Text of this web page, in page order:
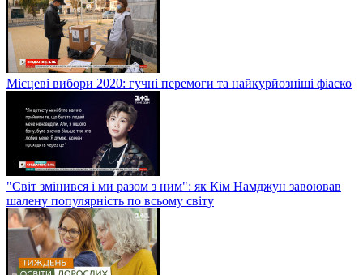
Місцеві вибори 2020: гучні перемоги та найкурйозніші фіаско
"Світ змінився і ми разом з ним": як Кім Намджун завоював
шалену популярність по всьому світу